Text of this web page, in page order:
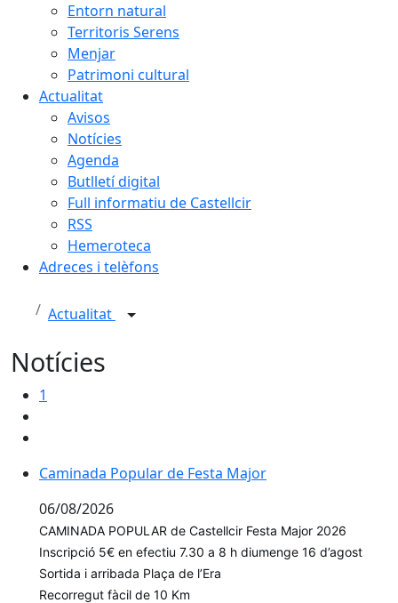
Entorn natural
Territoris Serens
Menjar
Patrimoni cultural
Actualitat
Avisos
Notícies
Agenda
Butlletí digital
Full informatiu de Castellcir
RSS
Hemeroteca
Adreces i telèfons
Actualitat
Notícies
1
Caminada Popular de Festa Major
Caminada Popular de Festa Major
06/08/2026
CAMINADA POPULAR de Castellcir Festa Major 2026
Inscripció 5€ en efectiu 7.30 a 8 h diumenge 16 d’agost
Sortida i arribada Plaça de l’Era
Recorregut fàcil de 10 Km